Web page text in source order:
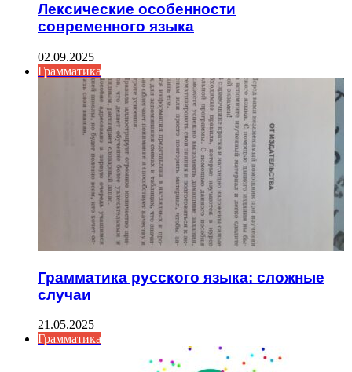
Лексические особенности
современного языка
02.09.2025
Грамматика
Грамматика русского языка: сложные
случаи
21.05.2025
Грамматика